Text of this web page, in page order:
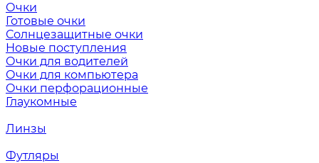
Очки
Готовые очки
Солнцезащитные очки
Новые поступления
Очки для водителей
Очки для компьютера
Очки перфорационные
Глаукомные
Линзы
Футляры